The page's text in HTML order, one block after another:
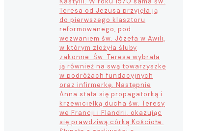
Teresa od Jezusa przyjęła ją
do pierwszego klasztoru
reformowanego, pod
wezwaniem św. Józefa w Awili,
w którym złożyła śluby
zakonne. Św. Teresa wybrała
ją również na swą towarzyszkę
w podróżach fundacyjnych
oraz infirmerkę. Następnie
Anna stała się propagatorką i
krzewicielką ducha św. Teresy
we Francji i Flandrii, okazując
się prawdziwą córką Kościoła.